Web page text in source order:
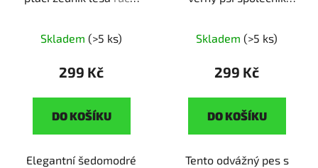
Skladem (>5 ks)
299 Kč
DO KOŠÍKU
Elegantní šedomodré
Skladem (>5 ks)
299 Kč
DO KOŠÍKU
Tento odvážný pes s